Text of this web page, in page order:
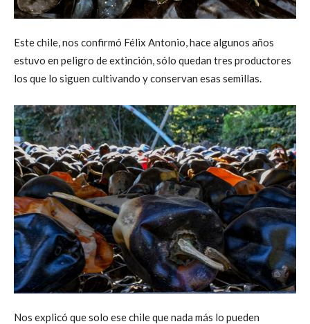
Este chile, nos confirmó Félix Antonio, hace algunos años
estuvo en peligro de extinción, sólo quedan tres productores
los que lo siguen cultivando y conservan esas semillas.
Nos explicó que solo ese chile que nada más lo pueden